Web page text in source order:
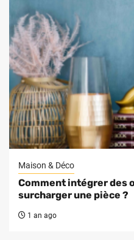
Maison & Déco
Comment intégrer des
surcharger une pièce ?
1 an ago